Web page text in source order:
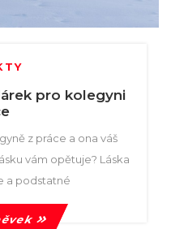
pro kolegyni
z práce a ona váš
vám opětuje? Láska
a podstatné